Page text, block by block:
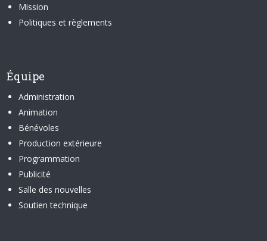
Mission
Politiques et règlements
Équipe
Administration
Animation
Bénévoles
Production extérieure
Programmation
Publicité
Salle des nouvelles
Soutien technique